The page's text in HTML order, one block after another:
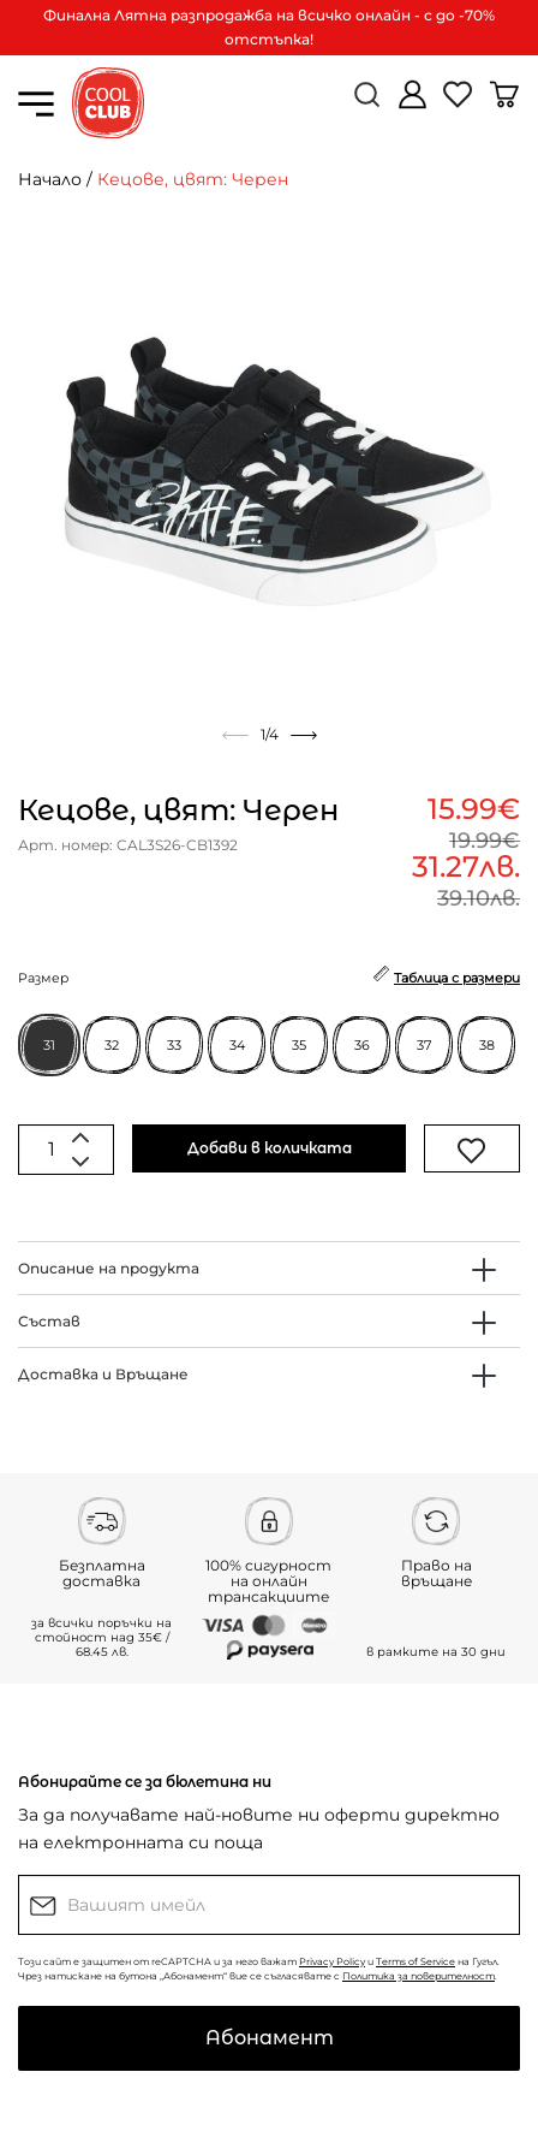
Финална Лятна разпродажба на всичко онлайн - с до -70%
отстъпка!
Начало / Кецове, цвят: Черен
1/4
Кецове, цвят: Черен
Арт. номер: CAL3S26-CB1392
15.99€
19.99€
31.27лв.
39.10лв.
Размер Таблица с размери
31 32 33 34 35 36 37 38
Добави в количката
Описание на продукта
Състав
Доставка и Връщане
Безплатна
доставка
за всички поръчки на
стойност над 35€ /
68.45 лв.
100% сигурност
на онлайн
трансакциите
Право на
връщане
в рамките на 30 дни
Абонирайте се за бюлетина ни
За да получавате най-новите ни оферти директно
на електронната си поща
Този сайт е защитен от reCAPTCHA и за него важат Privacy Policy и Terms of Service на Гугъл.
Чрез натискане на бутона „Абонамент“ вие се съгласявате с Политика за поверителност.
Абонамент